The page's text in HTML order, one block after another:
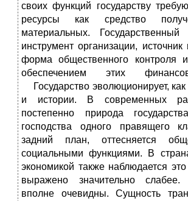
своих функций государству
ресурсы как средство
материальных.
инструмент организации,
форма общественного контроля
обеспечением этих
Государство эволюционирует,
и истории. В современных
постепенно природа
господства одного правящего
задний план, оттесняется
социальными функциями. В
экономикой также наблюдается
выражено значительно
вполне очевидны. Сущность